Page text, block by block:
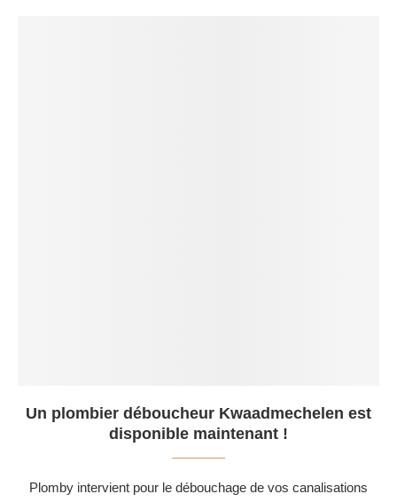
Un plombier déboucheur Kwaadmechelen est
disponible maintenant !
Plomby intervient pour le débouchage de vos canalisations